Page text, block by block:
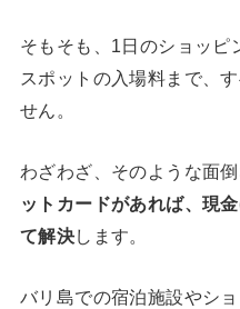
そもそも、1日のショッピ
スポットの入場料まで、
せん。
わざわざ、そのような面
ットカードがあれば、現
て解決します。
バリ島での宿泊施設やシ